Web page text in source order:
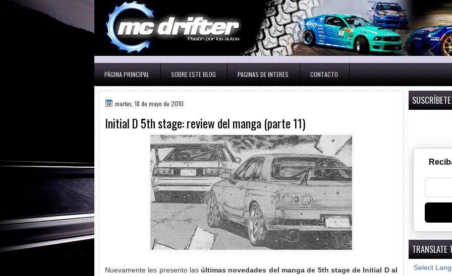
PÁGINA PRINCIPAL SOBRE ESTE BLOG PAGINAS DE INTERES CONTACTO
martes, 18 de mayo de 2010
Initial D 5th stage: review del manga (parte 11)
Nuevamente les presento lasúltimas novedades del manga de 5th stage de Initial D al
TRANSLATE
Select